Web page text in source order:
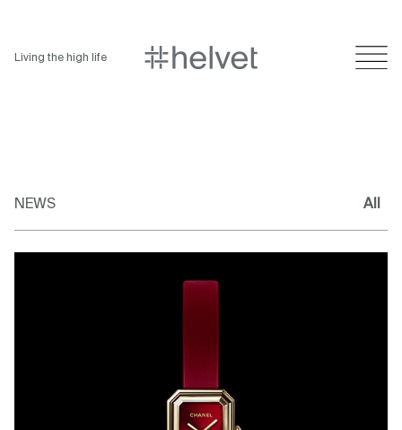
Living the high life
NEWS All